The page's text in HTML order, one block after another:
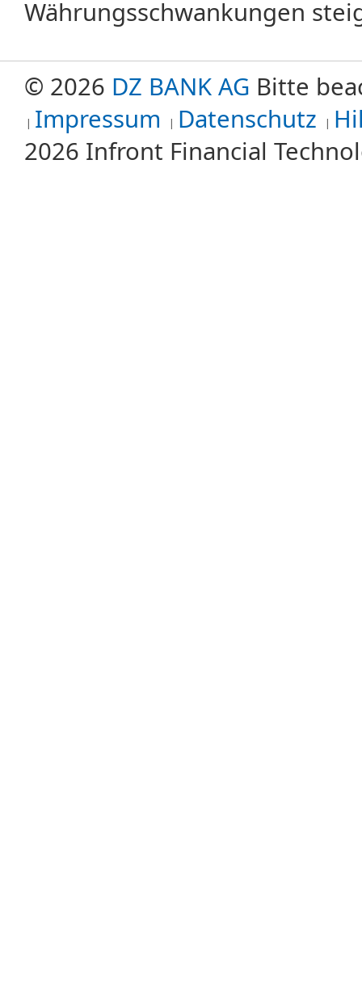
Währungsschwankungen
© 2026 DZ BANK AG Bitte
Impressum
Datenschutz
2026 Infront Financial